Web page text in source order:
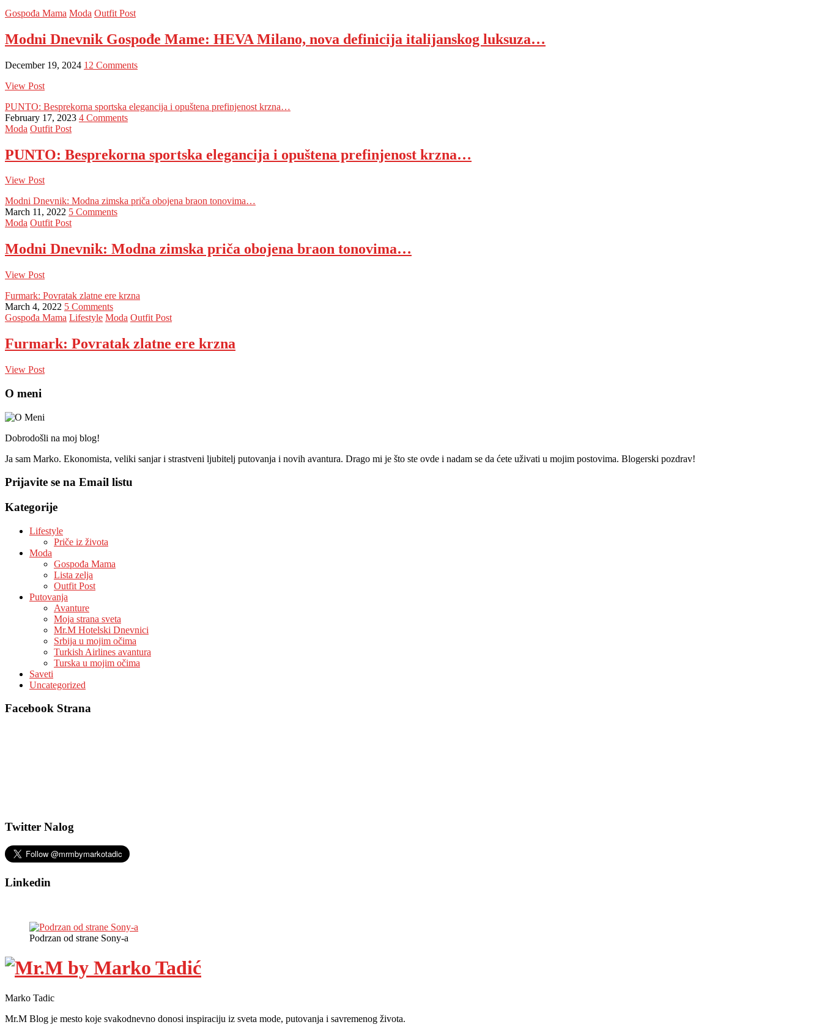
Gospođa Mama Moda Outfit Post
Modni Dnevnik Gospođe Mame: HEVA Milano, nova definicija italijanskog luksuza…
December 19, 2024 12 Comments
View Post
PUNTO: Besprekorna sportska elegancija i opuštena prefinjenost krzna…
February 17, 2023 4 Comments
Moda Outfit Post
PUNTO: Besprekorna sportska elegancija i opuštena prefinjenost krzna…
View Post
Modni Dnevnik: Modna zimska priča obojena braon tonovima…
March 11, 2022 5 Comments
Moda Outfit Post
Modni Dnevnik: Modna zimska priča obojena braon tonovima…
View Post
Furmark: Povratak zlatne ere krzna
March 4, 2022 5 Comments
Gospođa Mama Lifestyle Moda Outfit Post
Furmark: Povratak zlatne ere krzna
View Post
O meni
Dobrodošli na moj blog!
Ja sam Marko. Ekonomista, veliki sanjar i strastveni ljubitelj putovanja i novih avantura. Drago mi je što ste ovde i nadam se da ćete uživati u mojim postovima. Blogerski pozdrav!
Prijavite se na Email listu
Kategorije
Lifestyle
Priče iz života
Moda
Gospođa Mama
Lista zelja
Outfit Post
Putovanja
Avanture
Moja strana sveta
Mr.M Hotelski Dnevnici
Srbija u mojim očima
Turkish Airlines avantura
Turska u mojim očima
Saveti
Uncategorized
Facebook Strana
Twitter Nalog
Linkedin
Podrzan od strane Sony-a
Marko Tadic
Mr.M Blog je mesto koje svakodnevno donosi inspiraciju iz sveta mode, putovanja i savremenog života.